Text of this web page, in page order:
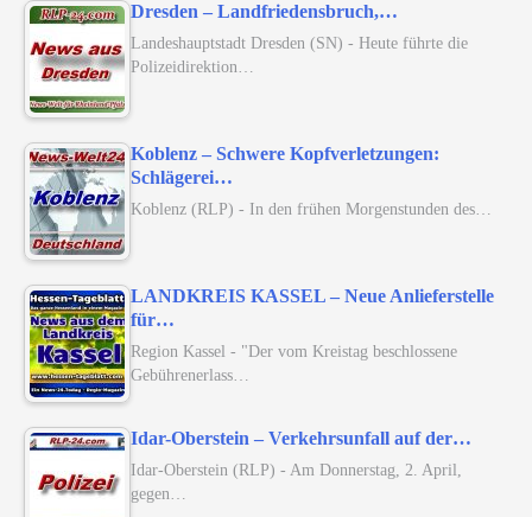
Dresden – Landfriedensbruch,…
Landeshauptstadt Dresden (SN) - Heute führte die
Polizeidirektion…
Koblenz – Schwere Kopfverletzungen:
Schlägerei…
Koblenz (RLP) - In den frühen Morgenstunden des…
LANDKREIS KASSEL – Neue Anlieferstelle
für…
Region Kassel - "Der vom Kreistag beschlossene
Gebührenerlass…
Idar-Oberstein – Verkehrsunfall auf der…
Idar-Oberstein (RLP) - Am Donnerstag, 2. April,
gegen…